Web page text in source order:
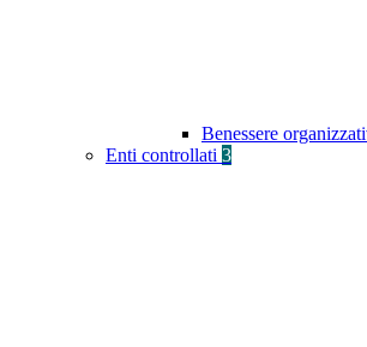
Benessere
Enti controllati 3